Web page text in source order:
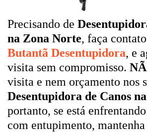
Precisando de
na Zona Norte, faça
Butantã Desentupidora, e
visita sem compromisso.
visita e nem orçamento nos
Desentupidora de Canos
portanto, se está
com entupimento,